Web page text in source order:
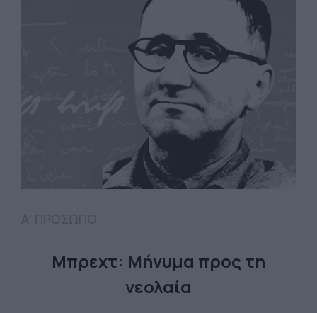
Μπρεχτ: Μήνυμα προς τη
νεολαία